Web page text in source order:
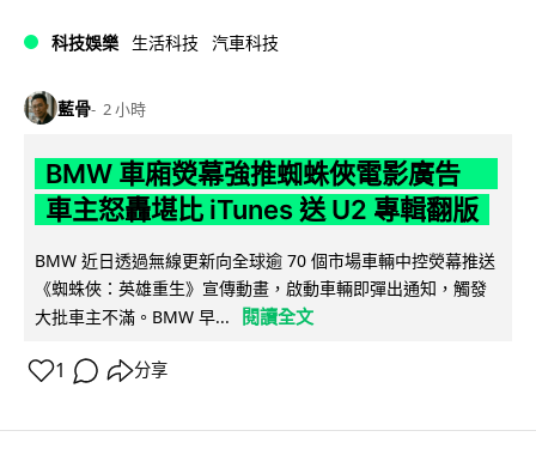
科技娛樂 生活科技 汽車科技
藍骨 2 小時
BMW 車廂熒幕強推蜘蛛俠電影廣告
車主怒轟堪比 iTunes 送 U2 專輯翻版
BMW 近日透過無線更新向全球逾 70 個市場車輛中控熒幕推送
《蜘蛛俠：英雄重生》宣傳動畫，啟動車輛即彈出通知，觸發
大批車主不滿。BMW 早...
閱讀全文
1 分享